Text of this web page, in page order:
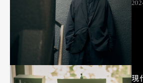
Art&Design WatchFashion現